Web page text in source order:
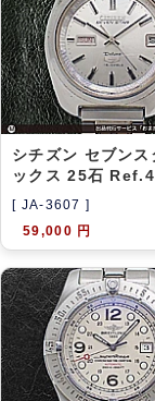
シチズン セブンス
ックス 25石
[ JA-3607 ]
59,000 円